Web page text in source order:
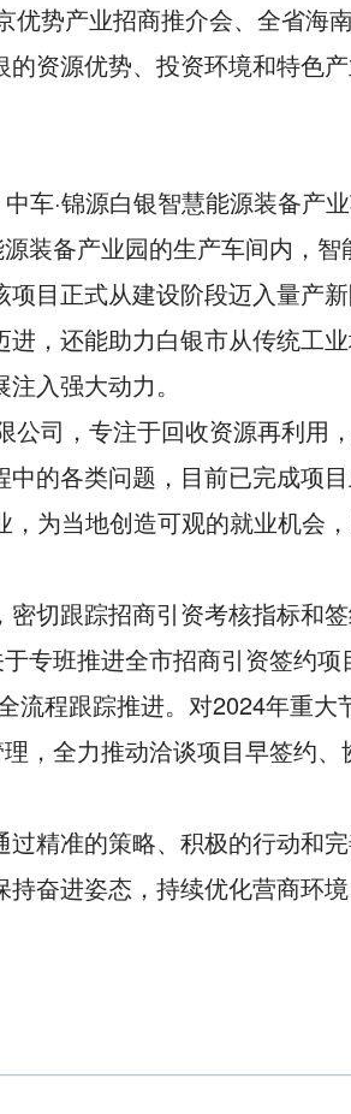
势产业招商推介会、全省海
资源优势、投资环境和特色
车·锦源白银智慧能源装备产
装备产业园的生产车间内，
目正式从建设阶段迈入量产
，还能助力白银市从传统工
入强大动力。
司，专注于回收资源再利用
的各类问题，目前已完成项
为当地创造可观的就业机会
切跟踪招商引资考核指标和
专班推进全市招商引资签约
流程跟踪推进。对2024年重
，全力推动洽谈项目早签约
精准的策略、积极的行动和
奋进姿态，持续优化营商环